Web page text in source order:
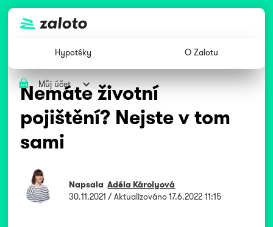
Hypotéky O Zalotu
Můj účet
Nemáte životní
pojištění? Nejste v tom
sami
Napsala Adéla Károlyová
30.11.2021 / Aktualizováno17.6.2022 11:15